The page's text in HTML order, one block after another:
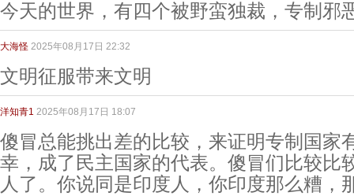
今天的世界，有四个被野蛮独裁，专制邪
大海怪 2025年08月17日 22:32
文明征服带来文明
洋知青1 2025年08月17日 18:07
傻冒总能挑出差的比较，来证明专制国家
幸，成了民主国家的代表。傻冒们比较比
人了。你说同是印度人，你印度那么糟，